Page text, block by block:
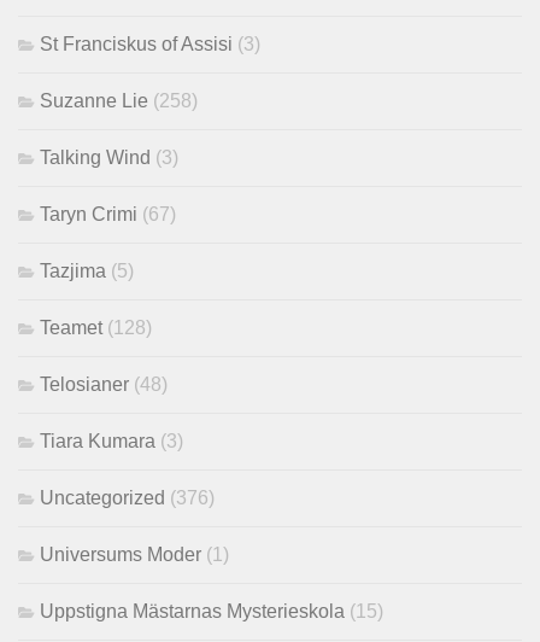
St Franciskus of Assisi (3)
Suzanne Lie (258)
Talking Wind (3)
Taryn Crimi (67)
Tazjima (5)
Teamet (128)
Telosianer (48)
Tiara Kumara (3)
Uncategorized (376)
Universums Moder (1)
Uppstigna Mästarnas Mysterieskola (15)